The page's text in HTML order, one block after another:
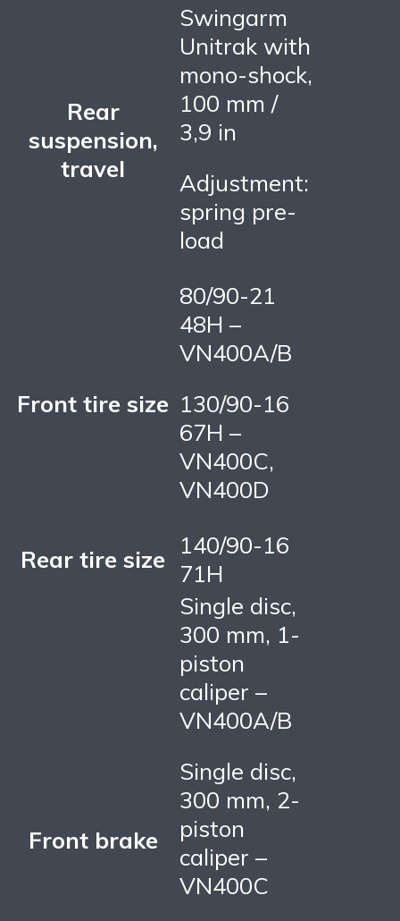
Rear
suspension,
travel
Swingarm
Unitrak with
mono-shock,
100 mm /
3,9 in
Adjustment:
spring pre-
load
Front tire size
80/90-21
48H –
VN400A/B
130/90-16
67H –
VN400C,
VN400D
Rear tire size 140/90-16
71H
Front brake
Single disc,
300 mm, 1-
piston
caliper –
VN400A/B
Single disc,
300 mm, 2-
piston
caliper –
VN400C